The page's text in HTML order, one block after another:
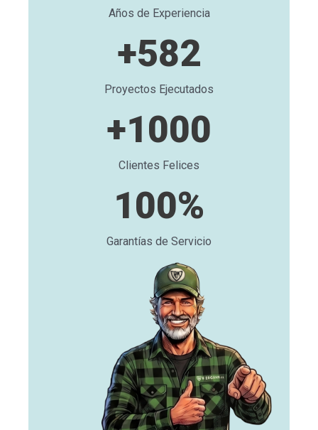
Años de Experiencia
+582
Proyectos Ejecutados
+1000
Clientes Felices
100%
Garantías de Servicio